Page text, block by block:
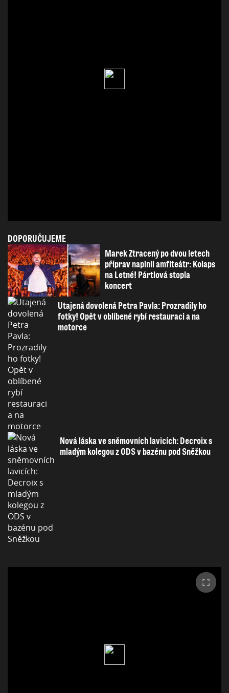
DOPORUČUJEME
Marek Ztracený po dvou letech
příprav naplnil amfiteátr: Kolaps
na Letné! Pártlová stopla
koncert
Utajená dovolená Petra Pavla: Prozradily ho
fotky! Opět v oblíbené rybí restauraci a na
motorce
Nová láska ve sněmovních lavicích: Decroix s
mladým kolegou z ODS v bazénu pod Sněžkou